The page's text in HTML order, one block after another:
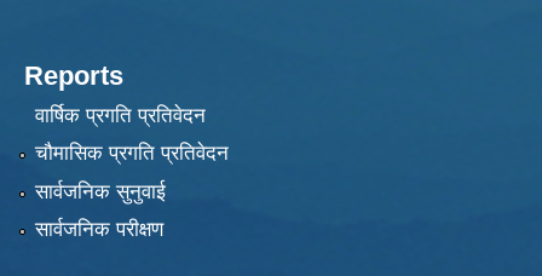
Reports
वार्षिक प्रगति प्रतिवेदन
चौमासिक प्रगति प्रतिवेदन
सार्वजनिक सुनुवाई
सार्वजनिक परीक्षण